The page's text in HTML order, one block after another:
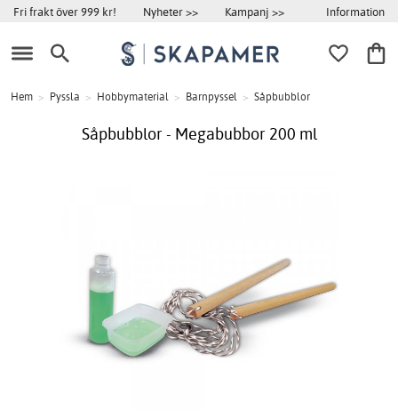
Fri frakt över 999 kr! Nyheter >> Kampanj >> Information
Hem > Pyssla > Hobbymaterial > Barnpyssel > Såpbubblor
Såpbubblor - Megabubbor 200 ml